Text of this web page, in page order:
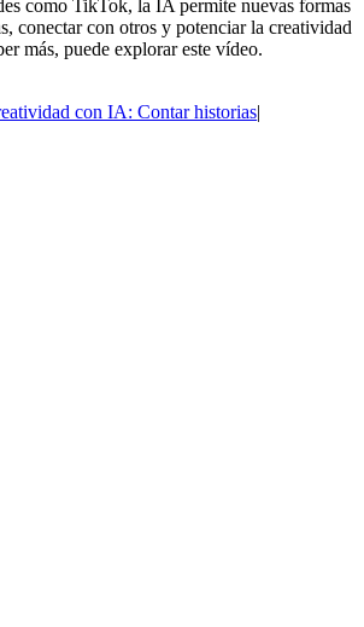
como TikTok, la IA permite nuevas formas
conectar con otros y potenciar la creatividad
más, puede explorar este vídeo.
con IA: Contar historias|